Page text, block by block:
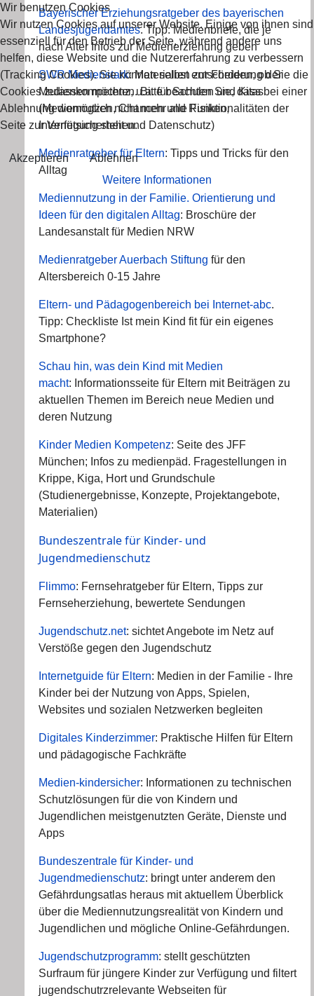
Bayerischer Erziehungsratgeber des bayerischen
Landesjugendamtes. Tipp: Medienbriefe, die je
nach Alter Infos zur Medienerziehung geben
SWR Medienstark: Materialien zur Förderung der
Medienkompetenz, u.a. für Schulen und Kitas
(Mediennutzen, Chancen und Risiken,
Internetsicherheit und Datenschutz)
Medienratgeber für Eltern: Tipps und Tricks für den
Alltag
Mediennutzung in der Familie. Orientierung und
Ideen für den digitalen Alltag: Broschüre der
Landesanstalt für Medien NRW
Medienratgeber Auerbach Stiftung für den
Altersbereich 0-15 Jahre
Eltern- und Pädagogenbereich bei Internet-abc.
Tipp: Checkliste Ist mein Kind fit für ein eigenes
Smartphone?
Schau hin, was dein Kind mit Medien
macht: Informationsseite für Eltern mit Beiträgen zu
aktuellen Themen im Bereich neue Medien und
deren Nutzung
Kinder Medien Kompetenz: Seite des JFF
München; Infos zu medienpäd. Fragestellungen in
Krippe, Kiga, Hort und Grundschule
(Studienergebnisse, Konzepte, Projektangebote,
Materialien)
Bundeszentrale für Kinder- und
Jugendmedienschutz
Flimmo: Fernsehratgeber für Eltern, Tipps zur
Fernseherziehung, bewertete Sendungen
Jugendschutz.net: sichtet Angebote im Netz auf
Verstöße gegen den Jugendschutz
Internetguide für Eltern: Medien in der Familie - Ihre
Kinder bei der Nutzung von Apps, Spielen,
Websites und sozialen Netzwerken begleiten
Digitales Kinderzimmer: Praktische Hilfen für Eltern
und pädagogische Fachkräfte
Medien-kindersicher: Informationen zu technischen
Schutzlösungen für die von Kindern und
Jugendlichen meistgenutzten Geräte, Dienste und
Apps
Bundeszentrale für Kinder- und
Jugendmedienschutz: bringt unter anderem den
Gefährdungsatlas heraus mit aktuellem Überblick
über die Mediennutzungsrealität von Kindern und
Jugendlichen und mögliche Online-Gefährdungen.
Jugendschutzprogramm: stellt geschützten
Surfraum für jüngere Kinder zur Verfügung und filtert
jugendschutrzrelevante Webseiten für
Wir benutzen Cookies
Wir nutzen Cookies auf unserer Website. Einige von ihnen sind
essenziell für den Betrieb der Seite, während andere uns
helfen, diese Website und die Nutzererfahrung zu verbessern
(Tracking Cookies). Sie können selbst entscheiden, ob Sie die
Cookies zulassen möchten. Bitte beachten Sie, dass bei einer
Ablehnung womöglich nicht mehr alle Funktionalitäten der
Seite zur Verfügung stehen.
Akzeptieren
Ablehnen
Weitere Informationen